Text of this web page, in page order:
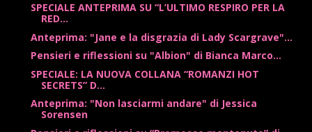
SPECIALE ANTEPRIMA SU “L’ULTIMO RESPIRO PER LA
RED...
Anteprima: "Jane e la disgrazia di Lady Scargrave"...
Pensieri e riflessioni su "Albion" di Bianca Marco...
SPECIALE: LA NUOVA COLLANA “ROMANZI HOT
SECRETS” D...
Anteprima: "Non lasciarmi andare" di Jessica
Sorensen